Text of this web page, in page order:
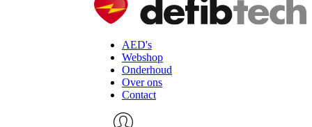
AED's
Webshop
Onderhoud
Over ons
Contact